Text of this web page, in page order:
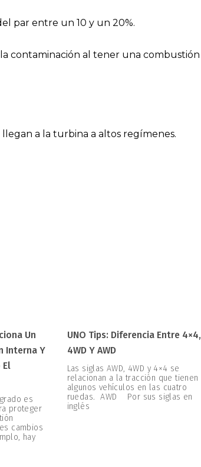
par entre un 10 y un 20%.
contaminación al tener una combustión
a la turbina a altos regímenes.
Un
Interna Y
El
es
proteger
cambios
hay
UNO Tips: Diferencia Entre 4×4,
4WD Y AWD
Las siglas AWD, 4WD y 4×4 se
relacionan a la tracción que tienen
algunos vehículos en las cuatro
ruedas. AWD Por sus siglas en
inglés